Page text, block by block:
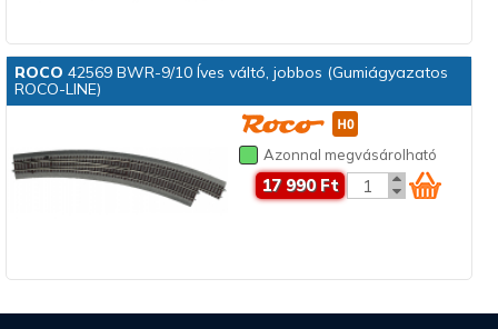
ROCO 42569 BWR-9/10 Íves váltó, jobbos (Gumiágyazatos
ROCO-LINE)
Azonnal megvásárolható
17 990 Ft